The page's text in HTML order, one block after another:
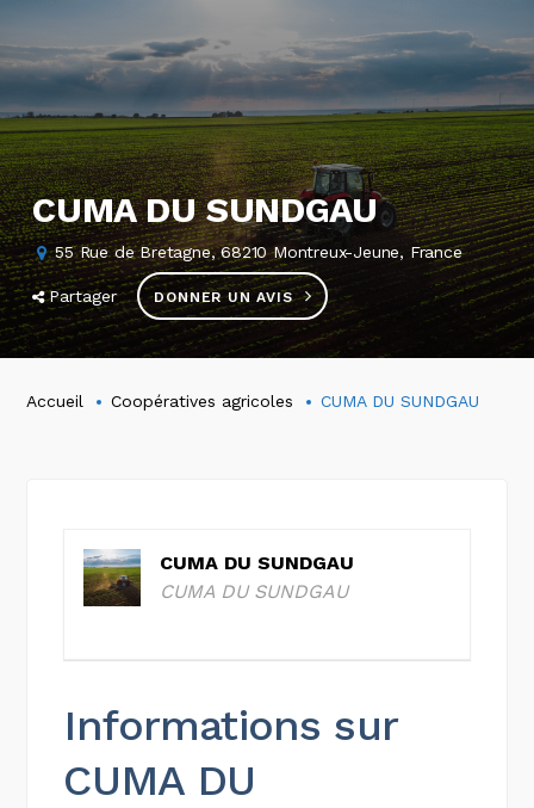
CUMA DU SUNDGAU
55 Rue de Bretagne, 68210 Montreux-Jeune, France
Partager DONNER UN AVIS
Accueil Coopératives agricoles CUMA DU SUNDGAU
CUMA DU SUNDGAU
CUMA DU SUNDGAU
Informations sur
CUMA DU